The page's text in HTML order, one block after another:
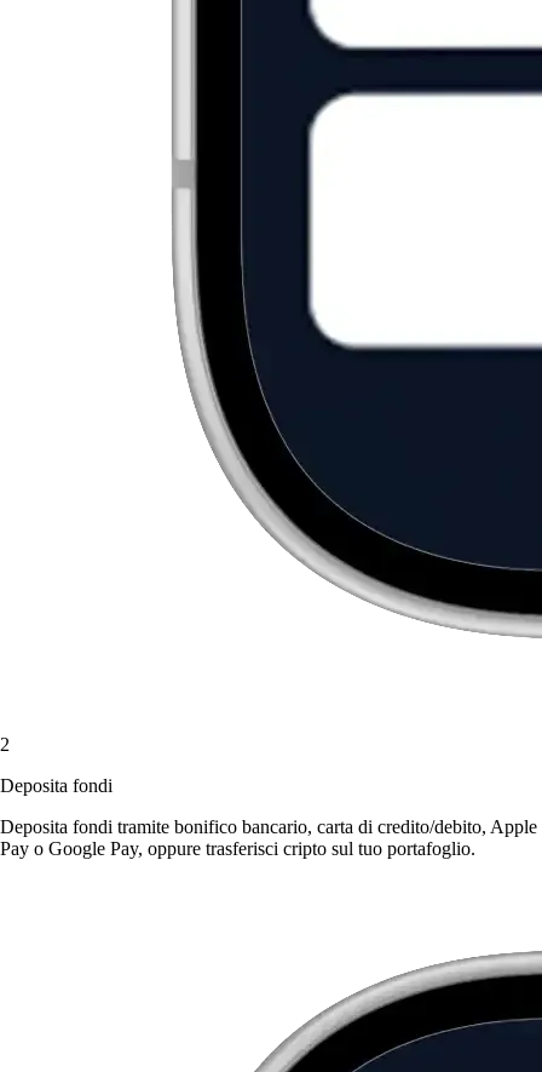
2
Deposita fondi
Deposita fondi tramite bonifico bancario, carta di credito/debito, Apple
Pay o Google Pay, oppure trasferisci cripto sul tuo portafoglio.